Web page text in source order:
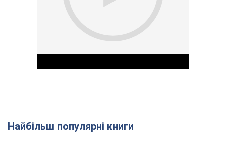
Play Video
Найбільш популярні книги